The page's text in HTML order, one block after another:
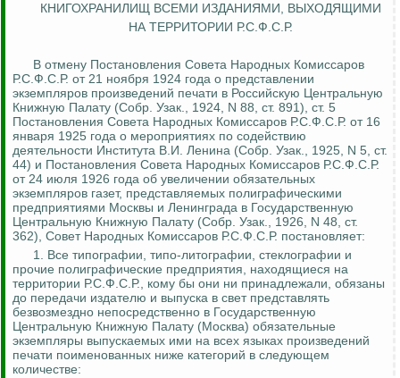
КНИГОХРАНИЛИЩ ВСЕМИ ИЗДАНИЯМИ, ВЫХОДЯЩИМИ
НА ТЕРРИТОРИИ Р.С.Ф.С.Р.
В отмену Постановления Совета Народных Комиссаров
Р.С.Ф.С.Р. от 21 ноября 1924 года о представлении
экземпляров произведений печати в Российскую Центральную
Книжную Палату (Собр. Узак., 1924, N 88, ст. 891), ст. 5
Постановления Совета Народных Комиссаров Р.С.Ф.С.Р. от 16
января 1925 года о мероприятиях по содействию
деятельности Института В.И. Ленина (Собр. Узак., 1925, N 5, ст.
44) и Постановления Совета Народных Комиссаров Р.С.Ф.С.Р.
от 24 июля 1926 года об увеличении обязательных
экземпляров газет, представляемых полиграфическими
предприятиями Москвы и Ленинграда в Государственную
Центральную Книжную Палату (Собр. Узак., 1926, N 48, ст.
362), Совет Народных Комиссаров Р.С.Ф.С.Р. постановляет:
1. Все типографии, типо-литографии, стеклографии и
прочие полиграфические предприятия, находящиеся на
территории Р.С.Ф.С.Р., кому бы они ни принадлежали, обязаны
до передачи издателю и выпуска в свет представлять
безвозмездно непосредственно в Государственную
Центральную Книжную Палату (Москва) обязательные
экземпляры выпускаемых ими на всех языках произведений
печати поименованных ниже категорий в следующем
количестве: